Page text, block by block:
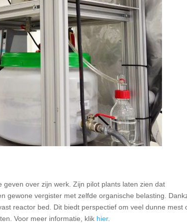
over zijn werk. Zijn pilot plants laten zien dat
gewone vergister met zelfde organische belasting.
reactor bed. Dit biedt perspectief om veel dunne mest
Voor meer informatie, klik hier.